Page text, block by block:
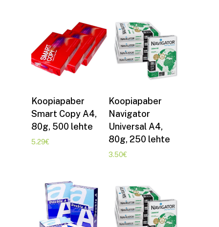
Lisa korvi
Koopiapaber
Smart Copy A4,
80g, 500 lehte
5.29€
Lisa korvi
Koopiapaber
Navigator
Universal A4,
80g, 250 lehte
3.50€